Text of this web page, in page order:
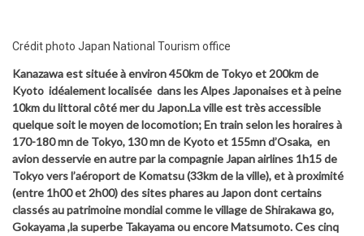
Crédit photo Japan National Tourism office
Kanazawa est située à environ 450km de Tokyo et 200km de
Kyoto idéalement localisée dans les Alpes Japonaises et à peine
10km du littoral côté mer du Japon.La ville est très accessible
quelque soit le moyen de locomotion; En train selon les horaires à
170-180 mn de Tokyo, 130 mn de Kyoto et 155mn d’Osaka, en
avion desservie en autre par la compagnie Japan airlines 1h15 de
Tokyo vers l’aéroport de Komatsu (33km de la ville), et à proximité
(entre 1h00 et 2h00) des sites phares au Japon dont certains
classés au patrimoine mondial comme le village de Shirakawa go,
Gokayama ,la superbe Takayama ou encore Matsumoto. Ces cinq